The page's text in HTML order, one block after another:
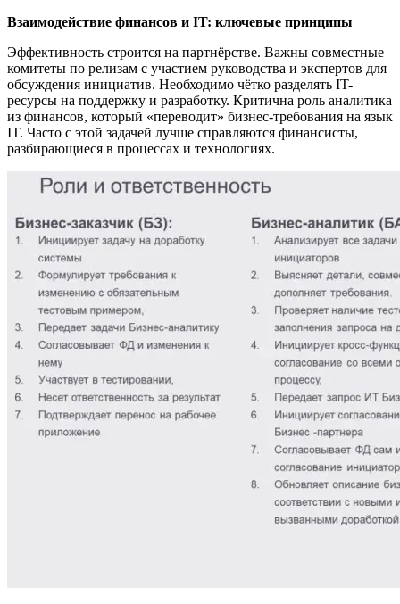
Взаимодействие финансов и IT: ключевые принципы
Эффективность строится на партнёрстве. Важны совместные
комитеты по релизам с участием руководства и экспертов для
обсуждения инициатив. Необходимо чётко разделять IT-
ресурсы на поддержку и разработку. Критична роль аналитика
из финансов, который «переводит» бизнес-требования на язык
IT. Часто с этой задачей лучше справляются финансисты,
разбирающиеся в процессах и технологиях.